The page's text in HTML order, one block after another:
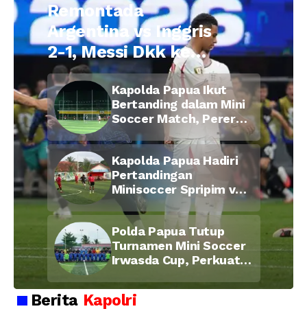
Remontada
Argentina vs Inggris
2-1, Messi Dkk ke
Final Piala Dunia
2026
Kapolda Papua Ikut
Bertanding dalam Mini
Soccer Match, Pererat
Kebersamaan Personel
di Bulan Ramadan
Kapolda Papua Hadiri
Pertandingan
Minisoccer Spripim vs
Bid Propam, Pererat
Soliditas dan
Kebersamaan Personel
Polda Papua Tutup
Turnamen Mini Soccer
Irwasda Cup, Perkuat
Kebersamaan Personel
Berita Kapolri